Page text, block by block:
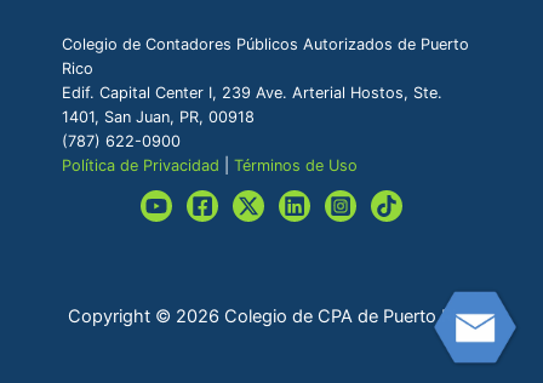
Colegio de Contadores Públicos Autorizados de Puerto
Rico
Edif. Capital Center I, 239 Ave. Arterial Hostos, Ste.
1401, San Juan, PR, 00918
(787) 622-0900
Política de Privacidad |Términos de Uso
Copyright © 2026 Colegio de CPA de Puerto Rico